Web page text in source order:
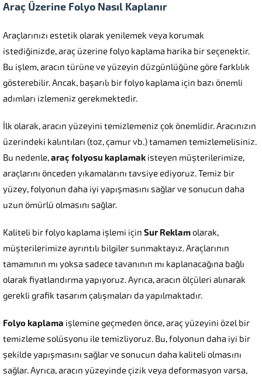
Araç Üzerine Folyo Nasıl Kaplanır
Araçlarınızı estetik olarak yenilemek veya korumak
istediğinizde, araç üzerine folyo kaplama harika bir seçenektir.
Bu işlem, aracın türüne ve yüzeyin düzgünlüğüne göre farklılık
gösterebilir. Ancak, başarılı bir folyo kaplama için bazı önemli
adımları izlemeniz gerekmektedir.
İlk olarak, aracın yüzeyini temizlemeniz çok önemlidir. Aracınızın
üzerindeki kalıntıları (toz, çamur vb.) tamamen temizlemelisiniz.
Bu nedenle,araç folyosu kaplamak isteyen müşterilerimize,
araçlarını önceden yıkamalarını tavsiye ediyoruz. Temiz bir
yüzey, folyonun daha iyi yapışmasını sağlar ve sonucun daha
uzun ömürlü olmasını sağlar.
Kaliteli bir folyo kaplama işlemi için Sur Reklamolarak,
müşterilerimize ayrıntılı bilgiler sunmaktayız. Araçlarının
tamamının mı yoksa sadece tavanının mı kaplanacağına bağlı
olarak fiyatlandırma yapıyoruz. Ayrıca, aracın ölçüleri alınarak
gerekli grafik tasarım çalışmaları da yapılmaktadır.
Folyo kaplama işlemine geçmeden önce, araç yüzeyini özel bir
temizleme solüsyonu ile temizliyoruz. Bu, folyonun daha iyi bir
şekilde yapışmasını sağlar ve sonucun daha kaliteli olmasını
sağlar. Ayrıca, aracın yüzeyinde çizik veya deformasyon varsa,